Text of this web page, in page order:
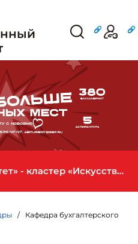
«Профессионалитет» - кластер «Искусство и креативная индустрия» в ГИЭФПТ
/ Кафедра бухгалтерского